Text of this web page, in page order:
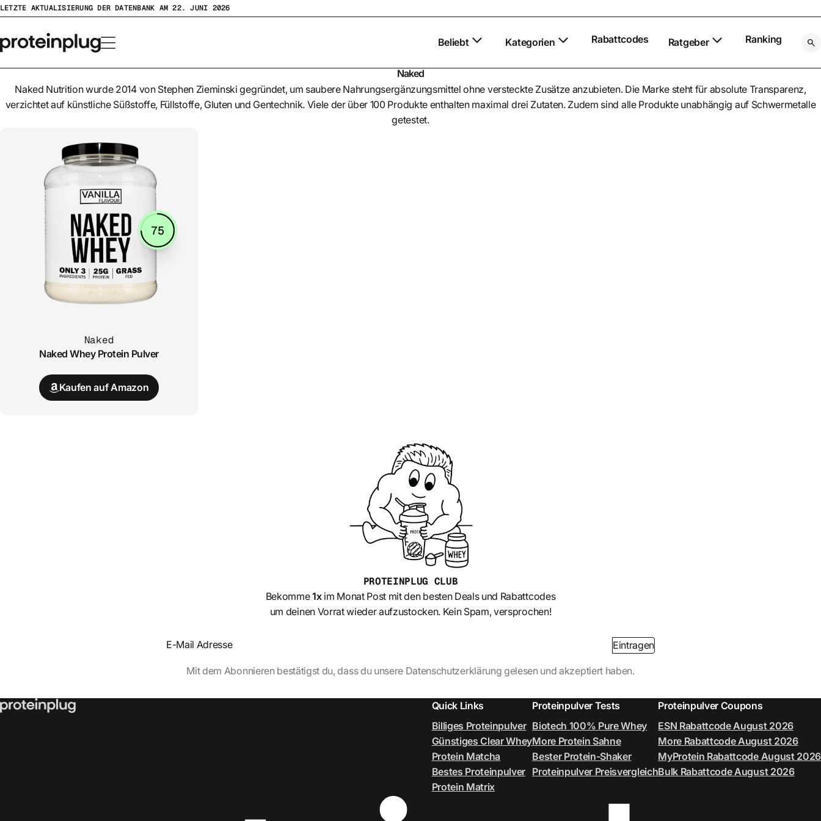
Zum
springen
LETZTE AKTUALISIERUNG DER DATENBANK AM 22. JUNI 2026
Beliebt Kategorien Rabattcodes Ratgeber Ranking
Naked
Naked Nutrition wurde 2014 von Stephen Zieminski gegründet, um saubere Nahrungsergänzungsmittel ohne versteckte Zusätze anzubieten. Die Marke steht für absolute Transparenz,
verzichtet auf künstliche Süßstoffe, Füllstoffe, Gluten und Gentechnik. Viele der über 100 Produkte enthalten maximal drei Zutaten. Zudem sind alle Produkte unabhängig auf Schwermetalle
getestet.
75
Naked
Naked Whey Protein Pulver
Kaufen auf Amazon
PROTEINPLUG CLUB
Bekomme1xim Monat Post mit den besten Deals und Rabattcodes
um deinen Vorrat wieder aufzustocken. Kein Spam, versprochen!
Section Eintragen
Abschnitt
Mit dem Abonnieren bestätigst du, dass du unsere Datenschutzerklärung gelesen und akzeptiert haben.
Quick Links
Billiges Proteinpulver
Günstiges Clear Whey
Protein Matcha
Bestes Proteinpulver
Protein Matrix
Proteinpulver Tests
Biotech 100% Pure Whey
More Protein Sahne
Bester Protein-Shaker
Proteinpulver Preisvergleich
Proteinpulver Coupons
ESN Rabattcode August 2026
More Rabattcode August 2026
MyProtein Rabattcode August 2026
Bulk Rabattcode August 2026